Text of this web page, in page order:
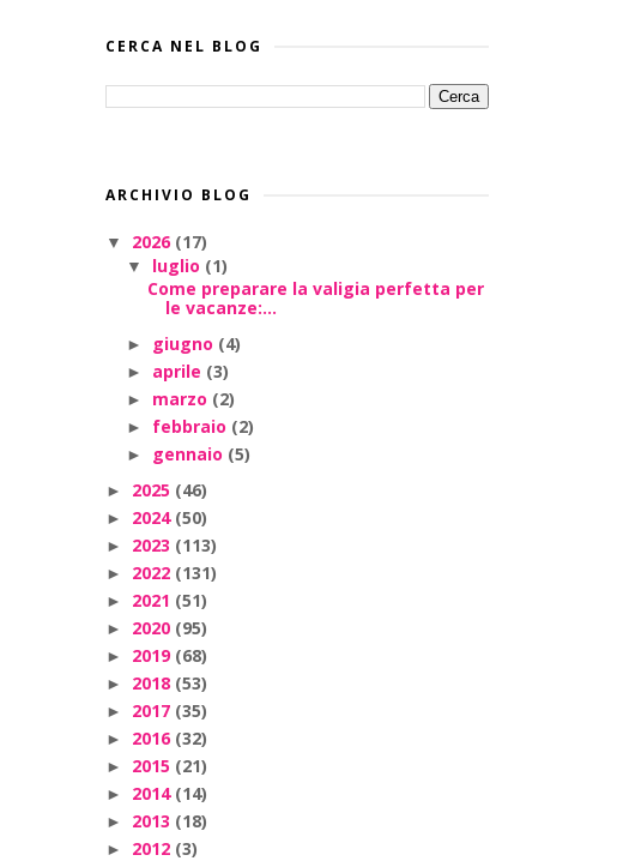
CERCA NEL BLOG
ARCHIVIO BLOG
▼ 2026 (17)
▼ luglio (1)
Come preparare la valigia perfetta per
le vacanze:...
► giugno (4)
► aprile (3)
► marzo (2)
► febbraio (2)
► gennaio (5)
► 2025 (46)
► 2024 (50)
► 2023 (113)
► 2022 (131)
► 2021 (51)
► 2020 (95)
► 2019 (68)
► 2018 (53)
► 2017 (35)
► 2016 (32)
► 2015 (21)
► 2014 (14)
► 2013 (18)
► 2012 (3)